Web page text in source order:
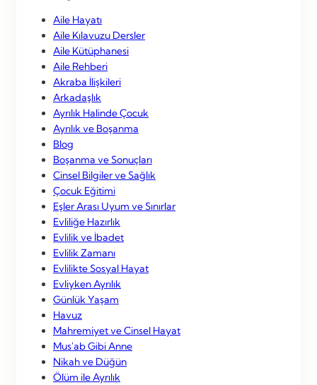
Aile Hayatı
Aile Kılavuzu Dersler
Aile Kütüphanesi
Aile Rehberi
Akraba İlişkileri
Arkadaşlık
Ayrılık Halinde Çocuk
Ayrılık ve Boşanma
Blog
Boşanma ve Sonuçları
Cinsel Bilgiler ve Sağlık
Çocuk Eğitimi
Eşler Arası Uyum ve Sınırlar
Evliliğe Hazırlık
Evlilik ve İbadet
Evlilik Zamanı
Evlilikte Sosyal Hayat
Evliyken Ayrılık
Günlük Yaşam
Havuz
Mahremiyet ve Cinsel Hayat
Mus'ab Gibi Anne
Nikah ve Düğün
Ölüm ile Ayrılık